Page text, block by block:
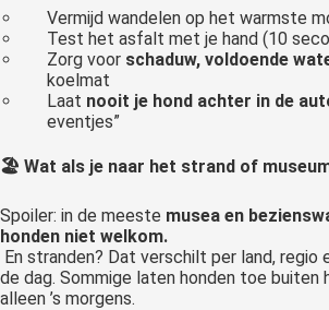
Vermijd wandelen op het warmste
Test het asfalt met je hand (10
Zorg voor schaduw, voldoende
koelmat
Laat nooit je hond achter in de
eventjes”
🏖️ Wat als je naar het strand of
Spoiler: in de meeste musea en
honden niet welkom.
En stranden? Dat verschilt per land, regio
de dag. Sommige laten honden toe buiten
alleen ’s morgens.